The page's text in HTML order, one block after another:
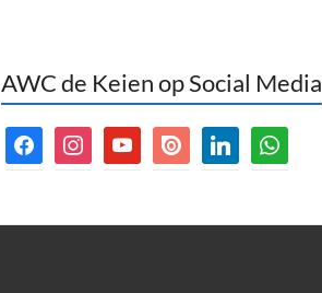
AWC de Keien op Social Media
facebookinstagramyoutubeissuu linkedinwhatsapp